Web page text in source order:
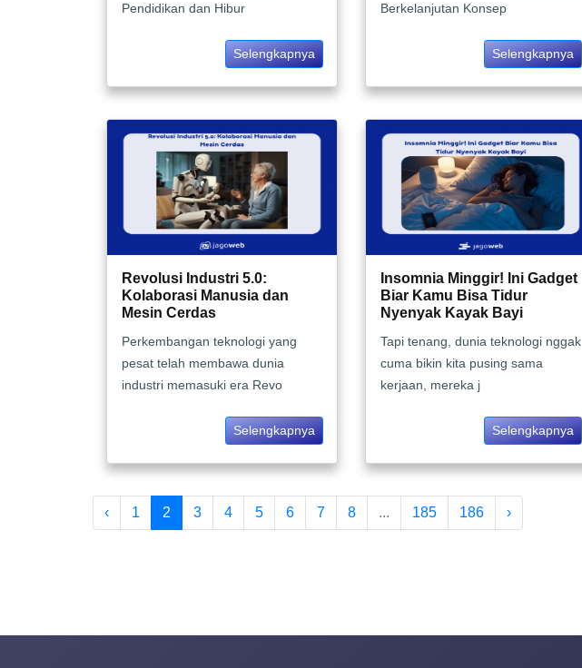
Pendidikan dan Hibur
Selengkapnya
Berkelanjutan Konsep
Selengkapnya
Revolusi Industri 5.0:
Kolaborasi Manusia dan
Mesin Cerdas
Perkembangan teknologi yang
pesat telah membawa dunia
industri memasuki era Revo
Selengkapnya
Insomnia Minggir! Ini Gadget
Biar Kamu Bisa Tidur
Nyenyak Kayak Bayi
Tapi tenang, dunia teknologi nggak
cuma bikin kita pusing sama
kerjaan, mereka j
Selengkapnya
‹ 1 2 3 4 5 6 7 8 ... 185 186 ›